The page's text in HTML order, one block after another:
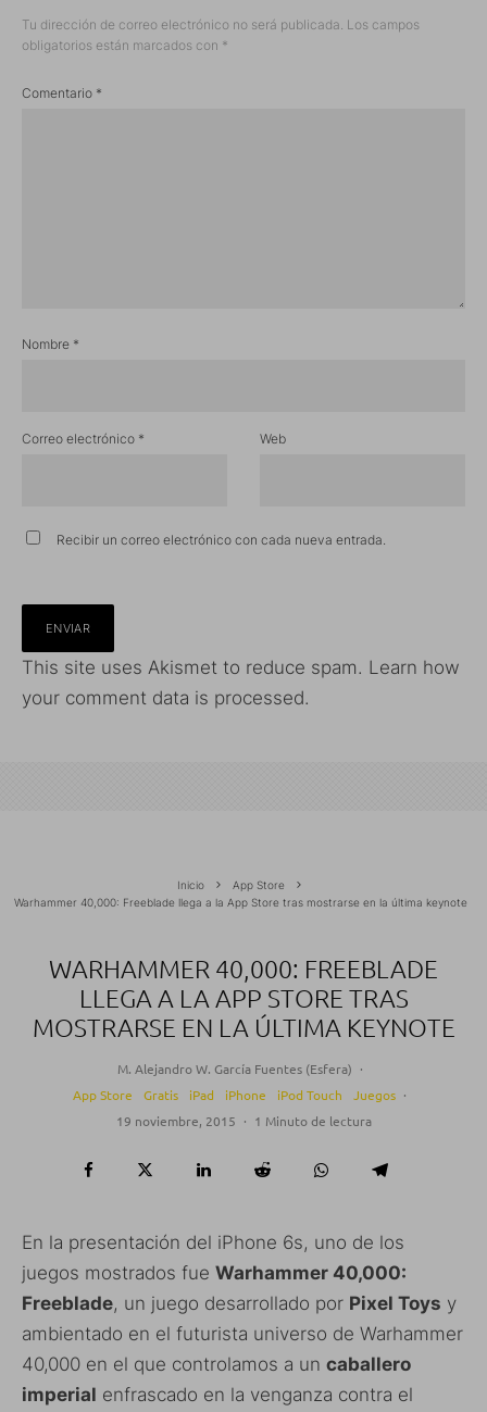
Tu dirección de correo electrónico no será publicada. Los campos
obligatorios están marcados con *
Comentario *
Nombre *
Correo electrónico * Web
Recibir un correo electrónico con cada nueva entrada.
This site uses Akismet to reduce spam. Learn how
your comment data is processed.
Inicio
App Store
Warhammer 40,000: Freeblade llega a la App Store tras mostrarse en la última keynote
WARHAMMER 40,000: FREEBLADE
LLEGA A LA APP STORE TRAS
MOSTRARSE EN LA ÚLTIMA KEYNOTE
M. Alejandro W. García Fuentes (Esfera) ·
App Store
Gratis iPad iPhone iPod Touch Juegos ·
19 noviembre, 2015 · 1 Minuto de lectura
En la presentación del iPhone 6s, uno de los
juegos mostrados fue Warhammer 40,000:
Freeblade, un juego desarrollado por Pixel Toys y
ambientado en el futurista universo de Warhammer
40,000 en el que controlamos a un caballero
imperial enfrascado en la venganza contra el